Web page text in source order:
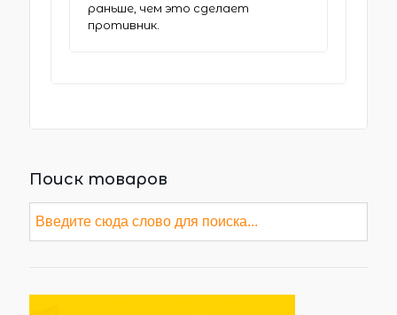
раньше, чем это сделает
противник.
Поиск товаров